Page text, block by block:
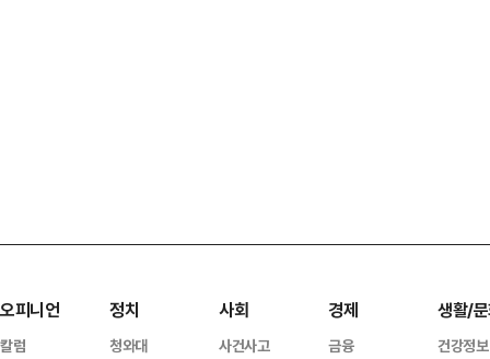
오피니언
칼럼
정치
청와대
사회
사건사고
경제
금융
생활/
건강정보